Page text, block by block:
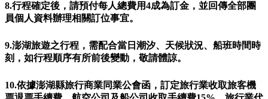
8.行程確定後，請預付每人總費用4成為訂金，並回傳全部團
員個人資料辦理相關訂位事宜。
9.澎湖旅遊之行程，需配合當日潮汐、天候狀況、船班時間時
刻，如行程順序有所前後變動，敬請體諒。
10.依據澎湖縣旅行商業同業公會函，訂定旅行業收取旅客機